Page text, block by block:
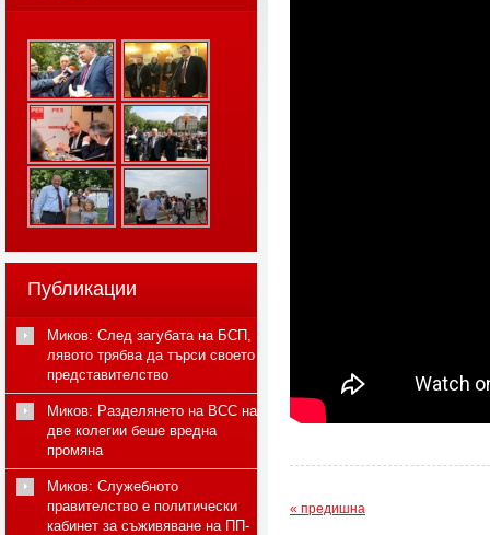
« предишна
Публикации
Миков: След загубата на БСП,
лявото трябва да търси своето
представителство
Миков: Разделянето на ВСС на
две колегии беше вредна
промяна
Миков: Служебното
правителство е политически
кабинет за съживяване на ПП-